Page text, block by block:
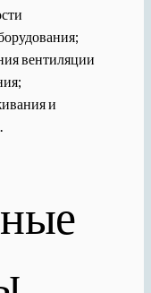
вентиляции
и